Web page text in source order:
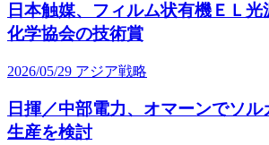
日本触媒、フィルム状有機ＥＬ
化学協会の技術賞
2026/05/29 アジア戦略
日揮／中部電力、オマーンでソル
生産を検討